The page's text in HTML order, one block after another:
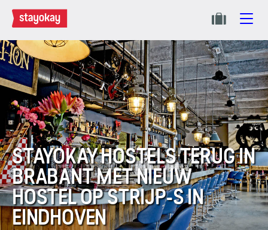
STAYOKAY HOSTELS TERUG IN
BRABANT MET NIEUW
HOSTEL OP STRIJP-S IN
EINDHOVEN